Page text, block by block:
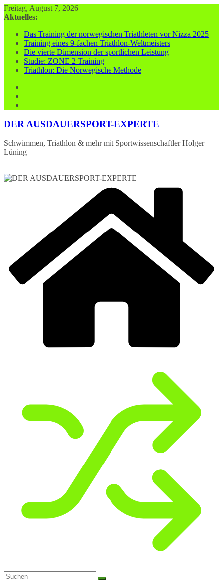
Zum
Inhalt
Freitag, August 7, 2026
Aktuelles:
Das Training der norwegischen Triathleten vor Nizza 2025
Training eines 9-fachen Triathlon-Weltmeisters
Die vierte Dimension der sportlichen Leistung
Studie: ZONE 2 Training
Triathlon: Die Norwegische Methode
DER AUSDAUERSPORT-EXPERTE
Schwimmen, Triathlon & mehr mit Sportwissenschaftler Holger
Lüning